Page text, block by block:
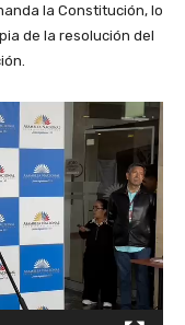
la Constitución, lo
de la resolución del